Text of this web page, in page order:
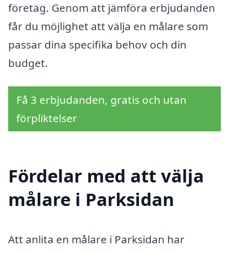
företag. Genom att jämföra erbjudanden
får du möjlighet att välja en målare som
passar dina specifika behov och din
budget.
Få 3 erbjudanden, gratis och utan
förpliktelser
Fördelar med att välja
målare i Parksidan
Att anlita en målare i Parksidan har